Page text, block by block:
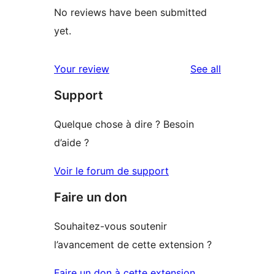
No reviews have been submitted
yet.
Your review See all
Support
Quelque chose à dire ? Besoin
d’aide ?
Voir le forum de support
Faire un don
Souhaitez-vous soutenir
l’avancement de cette extension ?